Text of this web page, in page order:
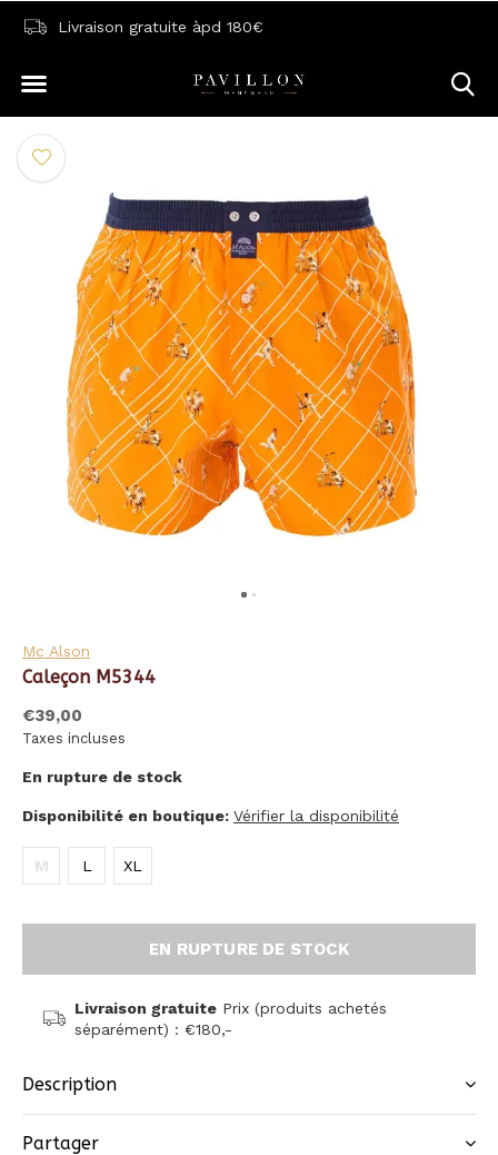
Livraison gratuite àpd 180€
Mc Alson
Caleçon M5344
€39,00
Taxes incluses
En rupture de stock
Disponibilité en boutique: Vérifier la disponibilité
M L XL
EN RUPTURE DE STOCK
Livraison gratuitePrix (produits achetés
séparément) : €180,-
Description
Partager